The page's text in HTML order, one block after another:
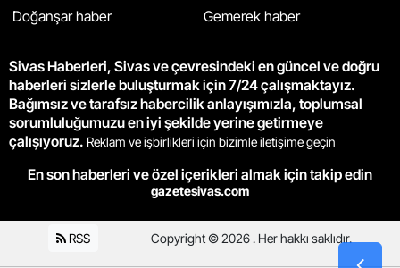
Doğanşar haber
Gemerek haber
Sivas Haberleri, Sivas ve çevresindeki en güncel ve doğru
haberleri sizlerle buluşturmak için 7/24 çalışmaktayız.
Bağımsız ve tarafsız habercilik anlayışımızla, toplumsal
sorumluluğumuzu en iyi şekilde yerine getirmeye
çalışıyoruz. Reklam ve işbirlikleri için bizimle iletişime geçin
En son haberleri ve özel içerikleri almak için takip edin
gazetesivas.com
RSS Copyright © 2026 . Her hakkı saklıdır.